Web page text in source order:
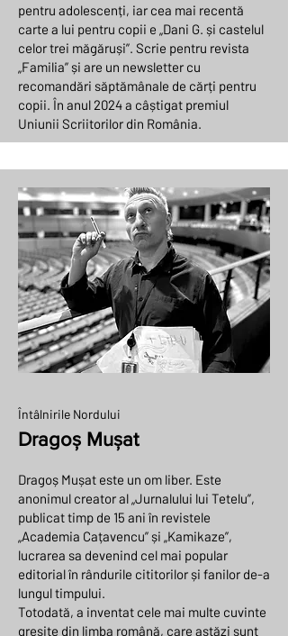
pentru adolescenți, iar cea mai recentă
carte a lui pentru copii e „Dani G. și castelul
celor trei măgăruși”. Scrie pentru revista
„Familia” și are un newsletter cu
recomandări săptămânale de cărți pentru
copii. În anul 2024 a câștigat premiul
Uniunii Scriitorilor din România.
Întâlnirile Nordului
Dragoș Mușat
Dragoș Mușat este un om liber. Este
anonimul creator al „Jurnalului lui Tetelu”,
publicat timp de 15 ani în revistele
„Academia Cațavencu” și „Kamikaze”,
lucrarea sa devenind cel mai popular
editorial în rândurile cititorilor și fanilor de-a
lungul timpului.
Totodată, a inventat cele mai multe cuvinte
greșite din limba română, care astăzi sunt